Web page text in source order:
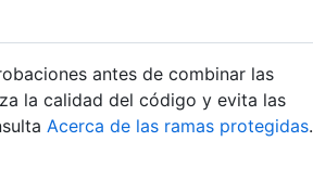
antes de combinar las
la calidad del código y evita las
Acerca de las ramas protegidas.